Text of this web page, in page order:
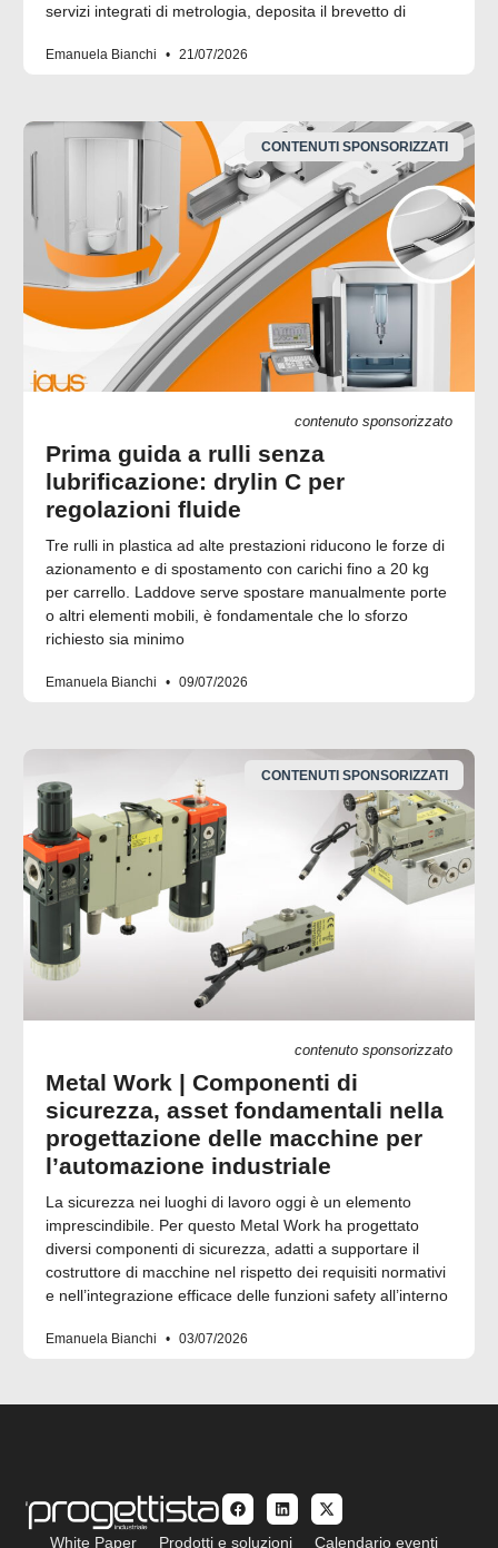
servizi integrati di metrologia, deposita il brevetto di
Emanuela Bianchi 21/07/2026
CONTENUTI SPONSORIZZATI
contenuto sponsorizzato
Prima guida a rulli senza
lubrificazione: drylin C per
regolazioni fluide
Tre rulli in plastica ad alte prestazioni riducono le forze di
azionamento e di spostamento con carichi fino a 20 kg
per carrello. Laddove serve spostare manualmente porte
o altri elementi mobili, è fondamentale che lo sforzo
richiesto sia minimo
Emanuela Bianchi 09/07/2026
CONTENUTI SPONSORIZZATI
contenuto sponsorizzato
Metal Work | Componenti di
sicurezza, asset fondamentali nella
progettazione delle macchine per
l’automazione industriale
La sicurezza nei luoghi di lavoro oggi è un elemento
imprescindibile. Per questo Metal Work ha progettato
diversi componenti di sicurezza, adatti a supportare il
costruttore di macchine nel rispetto dei requisiti normativi
e nell’integrazione efficace delle funzioni safety all’interno
Emanuela Bianchi 03/07/2026
White Paper Prodotti e soluzioni Calendario eventi